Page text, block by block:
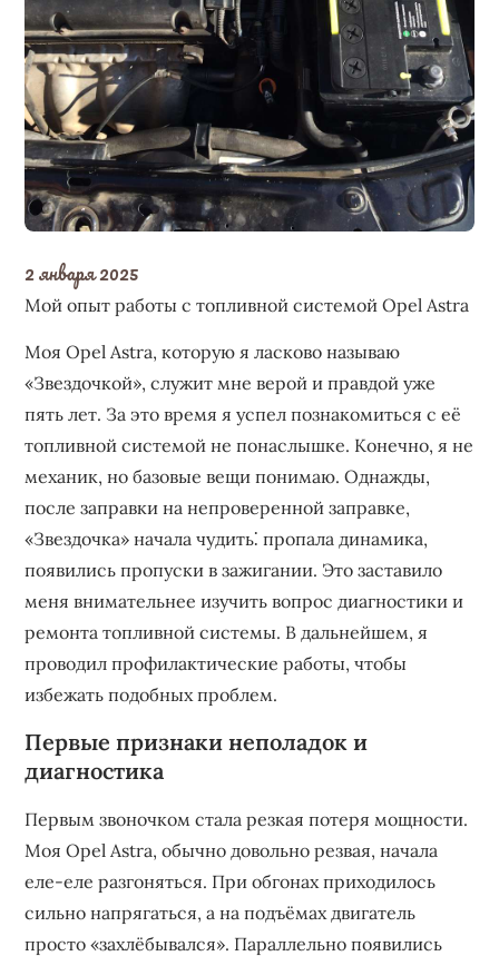
2 января 2025
Мой опыт работы с топливной системой Opel Astra
Моя Opel Astra, которую я ласково называю
«Звездочкой», служит мне верой и правдой уже
пять лет. За это время я успел познакомиться с её
топливной системой не понаслышке. Конечно, я не
механик, но базовые вещи понимаю. Однажды,
после заправки на непроверенной заправке,
«Звездочка» начала чудить⁚ пропала динамика,
появились пропуски в зажигании. Это заставило
меня внимательнее изучить вопрос диагностики и
ремонта топливной системы. В дальнейшем, я
проводил профилактические работы, чтобы
избежать подобных проблем.
Первые признаки неполадок и
диагностика
Первым звоночком стала резкая потеря мощности.
Моя Opel Astra, обычно довольно резвая, начала
еле-еле разгоняться. При обгонах приходилось
сильно напрягаться, а на подъёмах двигатель
просто «захлёбывался». Параллельно появились